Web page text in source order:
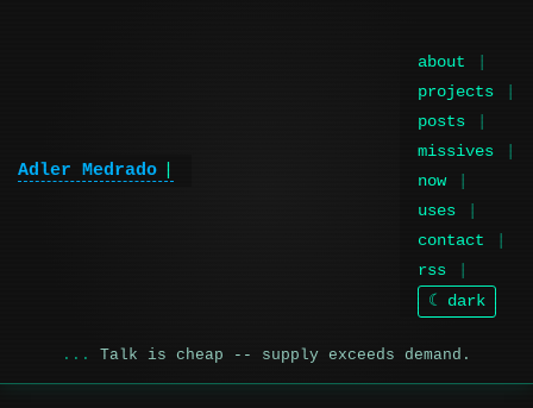
Adler Medrado
about
projects
posts
missives
now
uses
contact
rss
☾ dark
Talk is cheap -- supply exceeds demand.